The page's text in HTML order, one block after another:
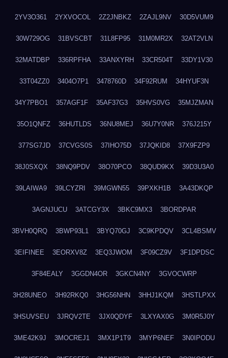
2YV3O361 2YXVOCOL 2Z2JNBKZ 2ZAJL9NV 30D5VUM9
30W729OG 31BVSCBT 31L8FP95 31M0MR2X 32AT2VLN
32MATDBP 336RPFHA 33ANXYRH 33CR504T 33DY1V30
33T04ZZ0 3404O7P1 3478760D 34F92RUM 34HYUF3N
34Y7PBO1 357AGF1F 35AF37G3 35HVS0VG 35MJZMAN
35O1QNFZ 36HUTLDS 36NU8MEJ 36U7Y0NR 376J215Y
377SG7JD 37CVGS0S 37IHO75D 37JQKID8 37X9FZP9
38J0SXQX 38NQ9PDV 38O70PCO 38QUD9KX 39D3U3A0
39LAIWA9 39LCYZRI 39MGWN55 39PXKH1B 3A43DKQP
3AGNJUCU 3ATCGY3X 3BKC9MX3 3BORDPAR
3BVH0QRQ 3BWP93L1 3BYQ70GJ 3C9KPDQV 3CL4BSMV
3EIFINEE 3EORXV8Z 3EQ3JWOM 3F09CZ9V 3F1DPDSC
3F84EALY 3GGDN4OR 3GKCN4NY 3GVOCWRP
3H28UNEO 3H92RKQ0 3HG56NHN 3HHJ1KQM 3HSTLPXX
3HSUVSEU 3JRQV2TE 3JX0QDYF 3LXYAX0G 3M0R5J0Y
3ME42K9J 3MOCREJ1 3MX1P1T9 3MYP6NEF 3N0IPODU